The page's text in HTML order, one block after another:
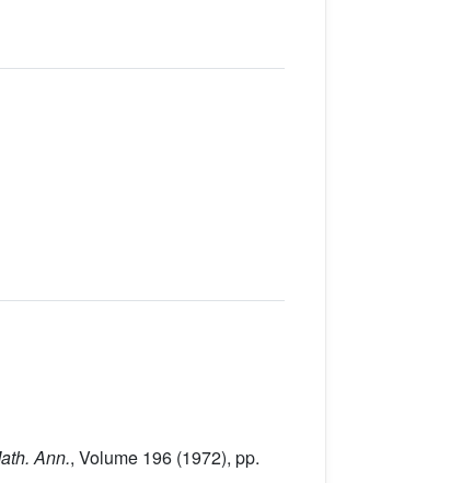
Ann., Volume 196 (1972), pp.